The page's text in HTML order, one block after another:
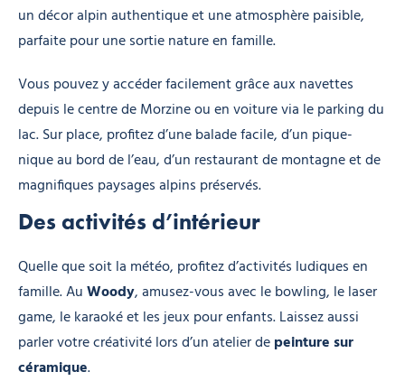
un décor alpin authentique et une atmosphère paisible,
parfaite pour une sortie nature en famille.
Vous pouvez y accéder facilement grâce aux navettes
depuis le centre de Morzine ou en voiture via le parking du
lac. Sur place, profitez d’une balade facile, d’un pique-
nique au bord de l’eau, d’un restaurant de montagne et de
magnifiques paysages alpins préservés.
Des activités d’intérieur
Quelle que soit la météo, profitez d’activités ludiques en
famille. AuWoody, amusez-vous avec le bowling, le laser
game, le karaoké et les jeux pour enfants. Laissez aussi
parler votre créativité lors d’un atelier depeinture sur
céramique.